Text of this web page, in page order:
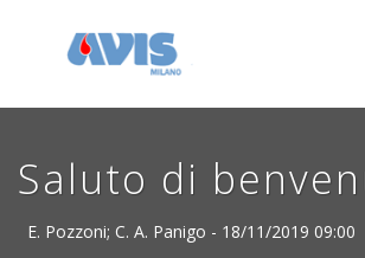
Saluto di
E. Pozzoni; C. A. Panigo - 18/11/2019 09:00